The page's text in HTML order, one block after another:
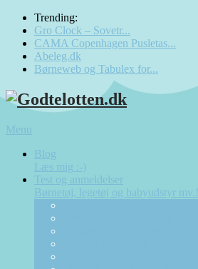
Trending:
Gro Clock – Sovetr...
CAMA Copenhagen Pusletas...
Abeleg.dk
Børneweb og Tabulex for...
Menu
Blog
Læs mig :-)
Test og anmeldelser
Børnetøj, legetøj og babyudstyr mv.!